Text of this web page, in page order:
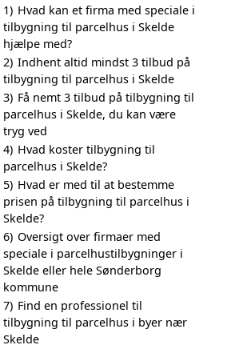
1) Hvad kan et firma med speciale i
tilbygning til parcelhus i Skelde
hjælpe med?
2) Indhent altid mindst 3 tilbud på
tilbygning til parcelhus i Skelde
3) Få nemt 3 tilbud på tilbygning til
parcelhus i Skelde, du kan være
tryg ved
4) Hvad koster tilbygning til
parcelhus i Skelde?
5) Hvad er med til at bestemme
prisen på tilbygning til parcelhus i
Skelde?
6) Oversigt over firmaer med
speciale i parcelhustilbygninger i
Skelde eller hele Sønderborg
kommune
7) Find en professionel til
tilbygning til parcelhus i byer nær
Skelde